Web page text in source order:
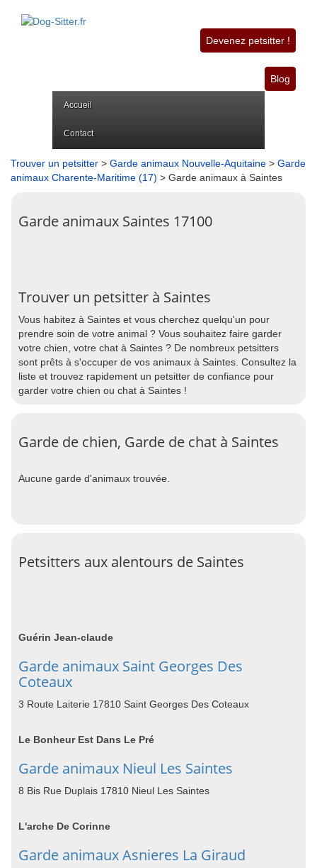
Devenez petsitter !
Blog
Accueil
Contact
Trouver un petsitter > Garde animaux Nouvelle-Aquitaine > Garde
animaux Charente-Maritime (17) > Garde animaux à Saintes
Garde animaux Saintes 17100
Trouver un petsitter à Saintes
Vous habitez à Saintes et vous cherchez quelqu'un pour
prendre soin de votre animal ? Vous souhaitez faire garder
votre chien, votre chat à Saintes ? De nombreux petsitters
sont prêts à s'occuper de vos animaux à Saintes. Consultez la
liste et trouvez rapidement un petsitter de confiance pour
garder votre chien ou chat à Saintes !
Garde de chien, Garde de chat à Saintes
Aucune garde d'animaux trouvée.
Petsitters aux alentours de Saintes
Guérin Jean-claude
Garde animaux Saint Georges Des
Coteaux
3 Route Laiterie 17810 Saint Georges Des Coteaux
Le Bonheur Est Dans Le Pré
Garde animaux Nieul Les Saintes
8 Bis Rue Duplais 17810 Nieul Les Saintes
L'arche De Corinne
Garde animaux Asnieres La Giraud